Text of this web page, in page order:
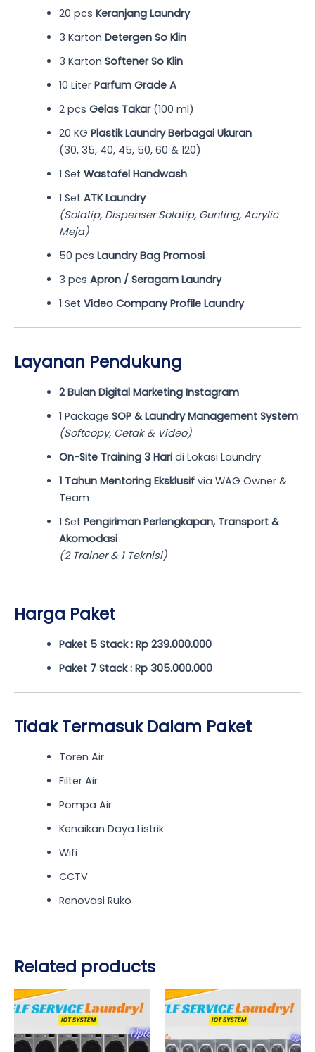
20 pcs Keranjang Laundry
3 Karton Detergen So Klin
3 Karton Softener So Klin
10 Liter Parfum Grade A
2 pcs Gelas Takar(100 ml)
20 KG Plastik Laundry Berbagai Ukuran
(30, 35, 40, 45, 50, 60 & 120)
1 Set Wastafel Handwash
1 Set ATK Laundry
(Solatip, Dispenser Solatip, Gunting, Acrylic
Meja)
50 pcs Laundry Bag Promosi
3 pcs Apron / Seragam Laundry
1 Set Video Company Profile Laundry
Layanan Pendukung
2 Bulan Digital Marketing Instagram
1 Package SOP & Laundry Management System
(Softcopy, Cetak & Video)
On-Site Training 3 Haridi Lokasi Laundry
1 Tahun Mentoring Eksklusifvia WAG Owner &
Team
1 Set Pengiriman Perlengkapan, Transport &
Akomodasi
(2 Trainer & 1 Teknisi)
Harga Paket
Paket 5 Stack : Rp 239.000.000
Paket 7 Stack : Rp 305.000.000
Tidak Termasuk Dalam Paket
Toren Air
Filter Air
Pompa Air
Kenaikan Daya Listrik
Wifi
CCTV
Renovasi Ruko
Related products